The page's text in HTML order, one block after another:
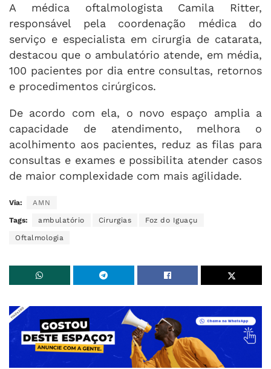
A médica oftalmologista Camila Ritter,
responsável pela coordenação médica do
serviço e especialista em cirurgia de catarata,
destacou que o ambulatório atende, em média,
100 pacientes por dia entre consultas, retornos
e procedimentos cirúrgicos.
De acordo com ela, o novo espaço amplia a
capacidade de atendimento, melhora o
acolhimento aos pacientes, reduz as filas para
consultas e exames e possibilita atender casos
de maior complexidade com mais agilidade.
Via: AMN
Tags: ambulatório Cirurgias Foz do Iguaçu
Oftalmologia